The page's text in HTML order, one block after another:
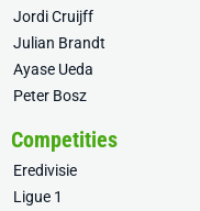
Jordi Cruijff
Julian Brandt
Ayase Ueda
Peter Bosz
Competities
Eredivisie
Ligue 1